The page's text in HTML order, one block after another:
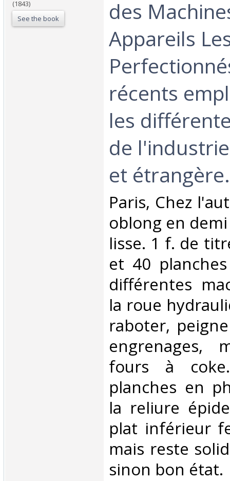
(1843)
See the book
des
Appareils
récents
les
de
et
‎Paris, Chez
oblong en
lisse. 1 f. de
et 40
différentes
la roue
raboter,
engrenages,
fours à
planches en
la reliure
plat inférieur
mais reste
sinon bon état.‎